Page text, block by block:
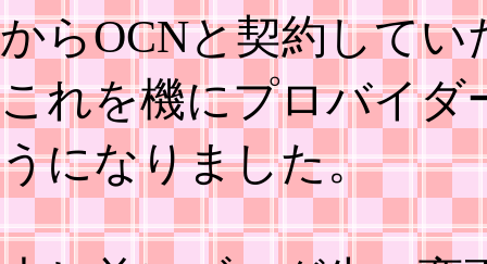
からOCNと契約して
これを機にプロバイダ
うになりました。